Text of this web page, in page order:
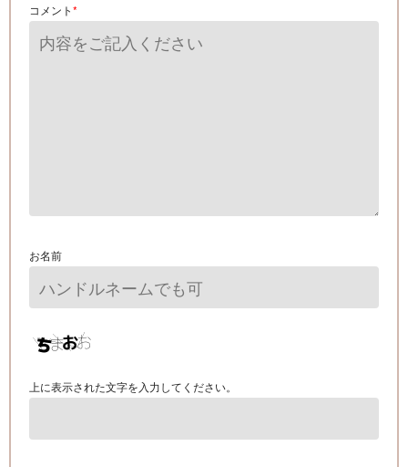
コメント*
お名前
上に表示された文字を入力してください。